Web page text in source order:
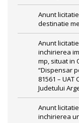
Anunt
destinatie
Anunt
inchirierea
mp, situat in
“Dispensar
81561 –
Judetului
Anunt
inchirierea